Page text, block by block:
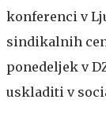
konferenci v
sindikalnih
ponedeljek v
uskladiti v